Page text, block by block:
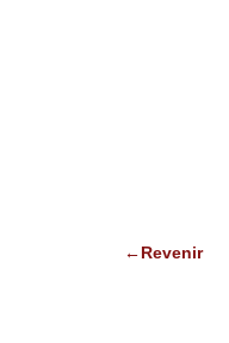
←Revenir